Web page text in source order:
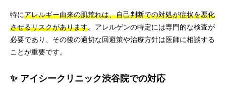
特にアレルギー由来の肌荒れは、自己判断での対処が症状を悪化
させるリスクがあります。アレルゲンの特定には専門的な検査が
必要であり、その後の適切な回避策や治療方針は医師に相談する
ことが重要です。
✨ アイシークリニック渋谷院での対応